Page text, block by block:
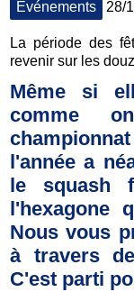
Événements 28/
La période des
revenir sur les
Même si
comme
l'année a
le squash
l'hexagone
Nous vous
à travers
C'est parti